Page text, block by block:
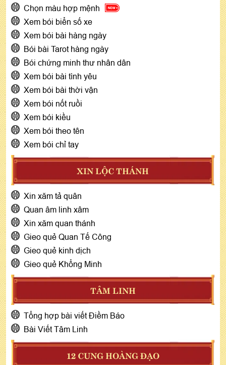
Chọn màu hợp mệnh
Xem bói biển số xe
Xem bói bài hàng ngày
Bói bài Tarot hàng ngày
Bói chứng minh thư nhân dân
Xem bói bài tình yêu
Xem bói bài thời vận
Xem bói nốt ruồi
Xem bói kiều
Xem bói theo tên
Xem bói chỉ tay
XIN LỘC THÁNH
Xin xăm tả quân
Quan âm linh xâm
Xin xăm quan thánh
Gieo quẻ Quan Tế Công
Gieo quẻ kinh dịch
Gieo quẻ Khổng Minh
TÂM LINH
Tổng hợp bài viết Điềm Báo
Bài Viết Tâm Linh
12 CUNG HOÀNG ĐẠO